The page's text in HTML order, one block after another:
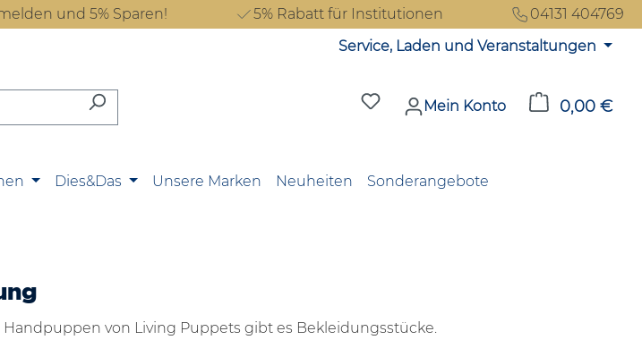
und 5% Sparen! 5% Rabatt für Institutionen
04131 404769
Service, Laden und Veranstaltungen
Du hast 0 Produkte auf dem
Mein Konto 0,00 €
Dies&Das Unsere Marken Neuheiten Sonderangebote
von Living Puppets gibt es Bekleidungsstücke.